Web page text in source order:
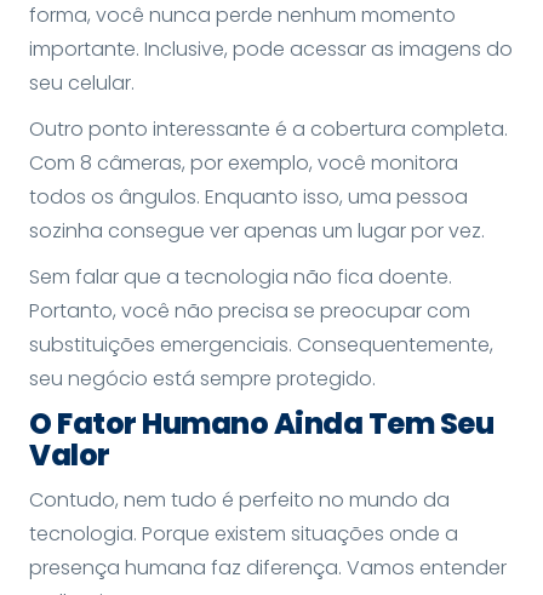
forma, você nunca perde nenhum momento
importante. Inclusive, pode acessar as imagens do
seu celular.
Outro ponto interessante é a cobertura completa.
Com 8 câmeras, por exemplo, você monitora
todos os ângulos. Enquanto isso, uma pessoa
sozinha consegue ver apenas um lugar por vez.
Sem falar que a tecnologia não fica doente.
Portanto, você não precisa se preocupar com
substituições emergenciais. Consequentemente,
seu negócio está sempre protegido.
O Fator Humano Ainda Tem Seu
Valor
Contudo, nem tudo é perfeito no mundo da
tecnologia. Porque existem situações onde a
presença humana faz diferença. Vamos entender